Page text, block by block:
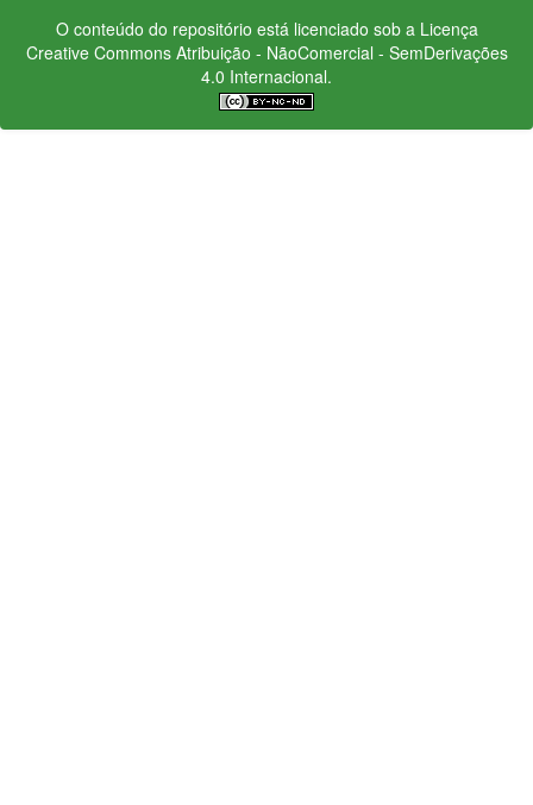
O conteúdo do repositório está licenciado sob a Licença
Creative CommonsAtribuição - NãoComercial - SemDerivações
4.0 Internacional.